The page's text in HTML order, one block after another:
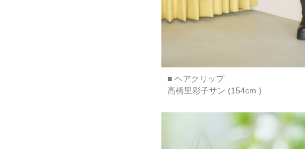
■ ヘアクリップ
高橋里彩子サン (154cm )